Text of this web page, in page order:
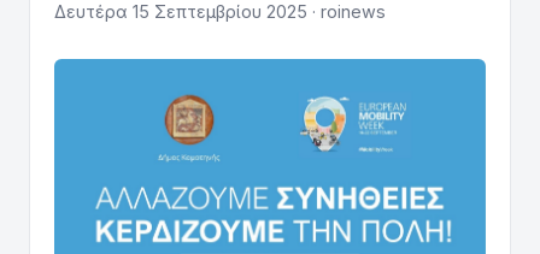
Δευτέρα 15 Σεπτεμβρίου 2025 · roinews